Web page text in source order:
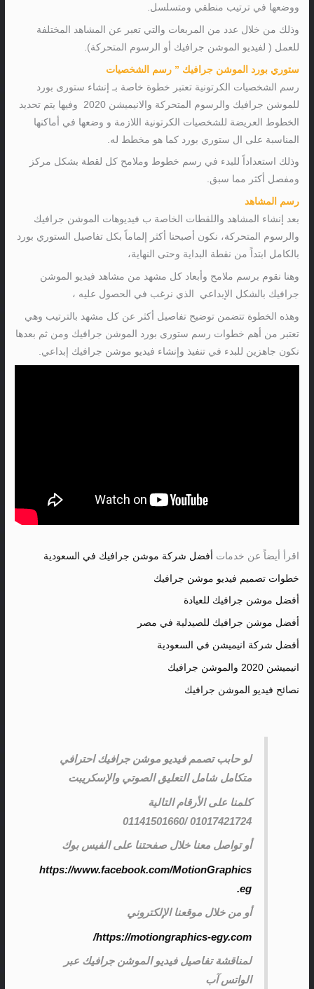
ووضعها في ترتيب منطقي ومتسلسل.
وذلك من خلال عدد من المربعات والتي تعبر عن المشاهد المختلفة
للعمل ( لفيديو الموشن جرافيك أو الرسوم المتحركة).
ستوري بورد الموشن جرافيك ” رسم الشخصيات
رسم الشخصيات الكرتونية تعتبر خطوة خاصة بـ إنشاء ستورى بورد
للموشن جرافيك والرسوم المتحركة والانيميشن 2020 وفيها يتم تحديد
الخطوط العريضة للشخصيات الكرتونية اللازمة و وضعها في أماكنها
المناسبة على ال ستوري بورد كما هو مخطط له.
وذلك استعداداً للبدء في رسم خطوط وملامح كل لقطة بشكل مركز
ومفصل أكثر مما سبق.
رسم المشاهد
بعد إنشاء المشاهد واللقطات الخاصة ب فيديوهات الموشن جرافيك
والرسوم المتحركة، نكون أصبحنا أكثر إلماماً بكل تفاصيل الستوري بورد
بالكامل ابتداً من نقطة البداية وحتى النهاية،
وهنا نقوم برسم ملامح وأبعاد كل مشهد من مشاهد فيديو الموشن
جرافيك بالشكل الإبداعي الذي نرغب في الحصول عليه ،
وهذه الخطوة تتضمن توضيح تفاصيل أكثر عن كل مشهد بالترتيب وهي
تعتبر من أهم خطوات رسم ستورى بورد الموشن جرافيك ومن ثم بعدها
نكون جاهزين للبدء في تنفيذ وإنشاء فيديو موشن جرافيك إبداعي.
اقرأ أيضاً عن خدمات أفضل شركة موشن جرافيك في السعودية
خطوات تصميم فيديو موشن جرافيك
أفضل موشن جرافيك للعيادة
أفضل موشن جرافيك للصيدلية في مصر
أفضل شركة انيميشن في السعودية
انيميشن 2020 والموشن جرافيك
نصائح فيديو الموشن جرافيك
لو حابب تصمم فيديو موشن جرافيك احترافي
متكامل شامل التعليق الصوتي والإسكريبت
كلمنا على الأرقام التالية
01017421724 /01141501660
أو تواصل معنا خلال صفحتنا على الفيس بوك
https://www.facebook.com/MotionGraphics
.eg
أو من خلال موقعنا الإلكتروني
https://motiongraphics-egy.com/
لمناقشة تفاصيل فيديو الموشن جرافيك عبر
الواتس آب